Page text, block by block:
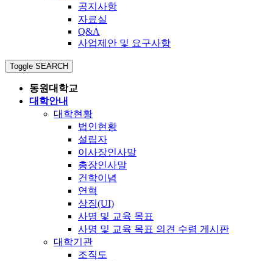
공지사항
자료실
Q&A
사업제안 및 요구사항
Toggle SEARCH
동원대학교
대학안내
대학현황
법인현황
설립자
이사장인사말
총장인사말
건학이념
연혁
상징(UI)
사명 및 교육 목표
사명 및 교육 목표 의견 수렴 게시판
대학기관
조직도